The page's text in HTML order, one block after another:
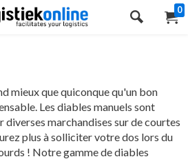
0
mieux que quiconque qu'un bon
Les diables manuels sont
marchandises sur de courtes
plus à solliciter votre dos lors du
! Notre gamme de diables